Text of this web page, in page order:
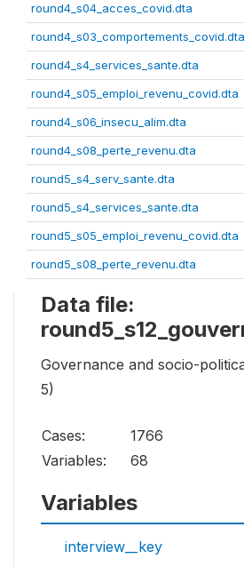
round4_s04_acces_covid.dta
round4_s03_comportements_covid.dta
round4_s4_services_sante.dta
round4_s05_emploi_revenu_covid.dta
round4_s06_insecu_alim.dta
round4_s08_perte_revenu.dta
round5_s4_serv_sante.dta
round5_s4_services_sante.dta
round5_s05_emploi_revenu_covid.dta
round5_s08_perte_revenu.dta
Data file:
Governance and socio-
5)
Cases:
1766
Variables:
68
Variables
interview__key